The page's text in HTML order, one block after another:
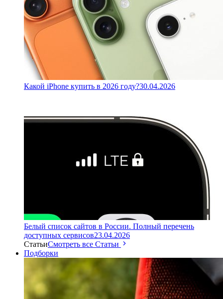
Какой iPhone купить в 2026 году?30.04.2026
Белый список сайтов в России. Полный перечень
доступных сервисов23.04.2026
СтатьиСмотреть все Статьи
Подборки